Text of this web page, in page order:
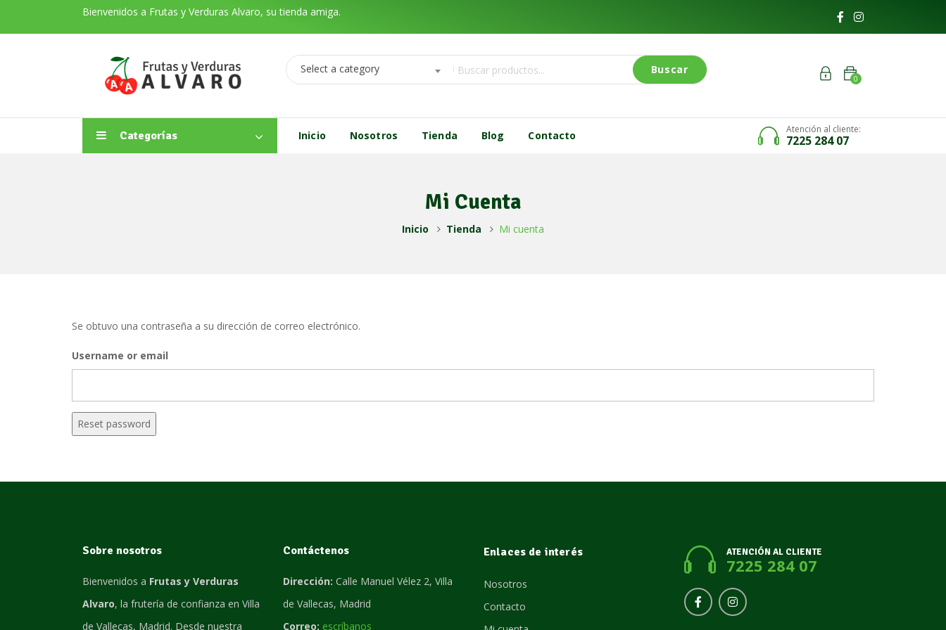
Bienvenidos a Frutas y Verduras Alvaro, su tienda amiga.
Select a category Buscar
0
Categorías Inicio Nosotros Tienda Blog Contacto Atención al cliente:
7225 284 07
Mi Cuenta
Inicio Tienda Mi cuenta
Se obtuvo una contraseña a su dirección de correo electrónico.
Username or email
Reset password
Sobre nosotros
Bienvenidos a Frutas y Verduras
Alvaro, la frutería de confianza en Villa
de Vallecas, Madrid. Desde nuestra
Contáctenos
Dirección: Calle Manuel Vélez 2, Villa
de Vallecas, Madrid
Correo: escríbanos
Enlaces de interés
Nosotros
Contacto
ATENCIÓN AL CLIENTE
7225 284 07